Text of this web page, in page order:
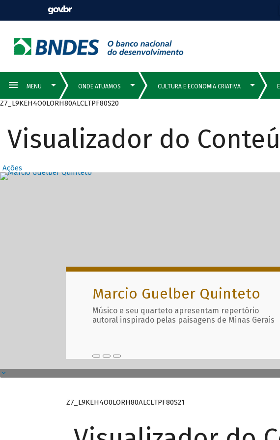
Z7_L9KEH4O0LORH80ALCLTPF80S20
Visualizador do
Ações
Destaques
Marcio Guelber Quinteto
Músico e seu quarteto apresentam repertório
autoral inspirado pelas paisagens de Minas Gerais
Z7_L9KEH4O0LORH80ALCLTPF80S21